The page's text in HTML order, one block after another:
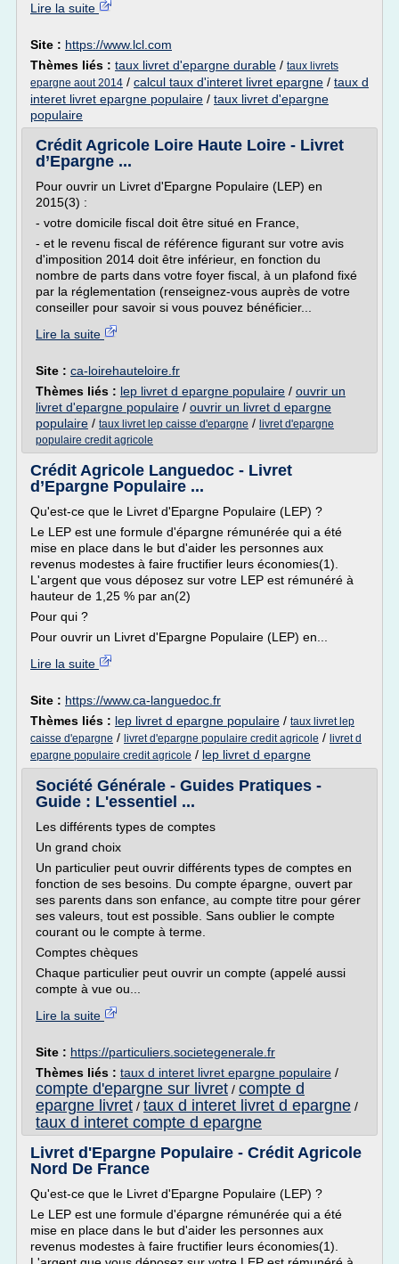
Lire la suite
Site : https://www.lcl.com
Thèmes liés : taux livret d'epargne durable / taux livrets
epargne aout 2014 / calcul taux d'interet livret epargne / taux d
interet livret epargne populaire / taux livret d'epargne
populaire
Crédit Agricole Loire Haute Loire - Livret
d’Epargne ...
Pour ouvrir un Livret d'Epargne Populaire (LEP) en
2015(3) :
- votre domicile fiscal doit être situé en France,
- et le revenu fiscal de référence figurant sur votre avis
d'imposition 2014 doit être inférieur, en fonction du
nombre de parts dans votre foyer fiscal, à un plafond fixé
par la réglementation (renseignez-vous auprès de votre
conseiller pour savoir si vous pouvez bénéficier...
Lire la suite
Site : ca-loirehauteloire.fr
Thèmes liés : lep livret d epargne populaire / ouvrir un
livret d'epargne populaire / ouvrir un livret d epargne
populaire / taux livret lep caisse d'epargne / livret d'epargne
populaire credit agricole
Crédit Agricole Languedoc - Livret
d’Epargne Populaire ...
Qu'est-ce que le Livret d'Epargne Populaire (LEP) ?
Le LEP est une formule d'épargne rémunérée qui a été
mise en place dans le but d'aider les personnes aux
revenus modestes à faire fructifier leurs économies(1).
L'argent que vous déposez sur votre LEP est rémunéré à
hauteur de 1,25 % par an(2)
Pour qui ?
Pour ouvrir un Livret d'Epargne Populaire (LEP) en...
Lire la suite
Site : https://www.ca-languedoc.fr
Thèmes liés : lep livret d epargne populaire / taux livret lep
caisse d'epargne / livret d'epargne populaire credit agricole / livret d
epargne populaire credit agricole / lep livret d epargne
Société Générale - Guides Pratiques -
Guide : L'essentiel ...
Les différents types de comptes
Un grand choix
Un particulier peut ouvrir différents types de comptes en
fonction de ses besoins. Du compte épargne, ouvert par
ses parents dans son enfance, au compte titre pour gérer
ses valeurs, tout est possible. Sans oublier le compte
courant ou le compte à terme.
Comptes chèques
Chaque particulier peut ouvrir un compte (appelé aussi
compte à vue ou...
Lire la suite
Site : https://particuliers.societegenerale.fr
Thèmes liés : taux d interet livret epargne populaire /
compte d'epargne sur livret / compte d
epargne livret / taux d interet livret d epargne /
taux d interet compte d epargne
Livret d'Epargne Populaire - Crédit Agricole
Nord De France
Qu'est-ce que le Livret d'Epargne Populaire (LEP) ?
Le LEP est une formule d'épargne rémunérée qui a été
mise en place dans le but d'aider les personnes aux
revenus modestes à faire fructifier leurs économies(1).